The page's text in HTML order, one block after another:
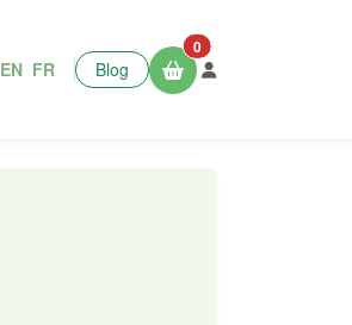
EN FR Blog
0